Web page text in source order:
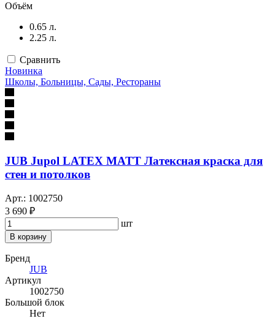
Объём
0.65 л.
2.25 л.
Сравнить
Новинка
Школы, Больницы, Сады, Рестораны
JUB Jupol LATEX MATT Латексная краска для
стен и потолков
Арт.: 1002750
3 690 ₽
шт
В корзину
Бренд
JUB
Артикул
1002750
Большой блок
Нет